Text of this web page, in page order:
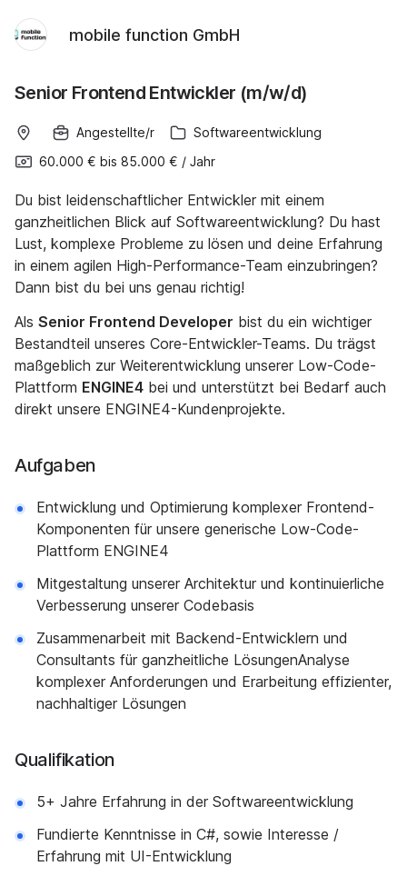
mobile function GmbH
Senior Frontend Entwickler (m/w/d)
Angestellte/r
Softwareentwicklung
60.000 € bis 85.000 € / Jahr
Du bist leidenschaftlicher Entwickler mit einem
ganzheitlichen Blick auf Softwareentwicklung? Du hast
Lust, komplexe Probleme zu lösen und deine Erfahrung
in einem agilen High-Performance-Team einzubringen?
Dann bist du bei uns genau richtig!
Als Senior Frontend Developer bist du ein wichtiger
Bestandteil unseres Core-Entwickler-Teams. Du trägst
maßgeblich zur Weiterentwicklung unserer Low-Code-
Plattform ENGINE4 bei und unterstützt bei Bedarf auch
direkt unsere ENGINE4-Kundenprojekte.
Aufgaben
Entwicklung und Optimierung komplexer Frontend-
Komponenten für unsere generische Low-Code-
Plattform ENGINE4
Mitgestaltung unserer Architektur und kontinuierliche
Verbesserung unserer Codebasis
Zusammenarbeit mit Backend-Entwicklern und
Consultants für ganzheitliche LösungenAnalyse
komplexer Anforderungen und Erarbeitung effizienter,
nachhaltiger Lösungen
Qualifikation
5+ Jahre Erfahrung in der Softwareentwicklung
Fundierte Kenntnisse in C#, sowie Interesse /
Erfahrung mit UI-Entwicklung